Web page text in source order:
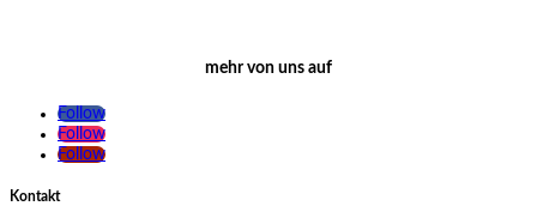
mehr von uns auf
Follow
Follow
Follow
Kontakt